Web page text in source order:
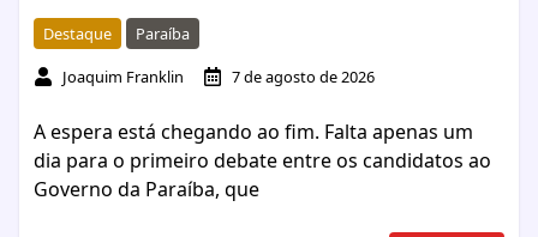
Destaque
Paraíba
Joaquim Franklin
7 de agosto de 2026
A espera está chegando ao fim. Falta apenas um
dia para o primeiro debate entre os candidatos ao
Governo da Paraíba, que